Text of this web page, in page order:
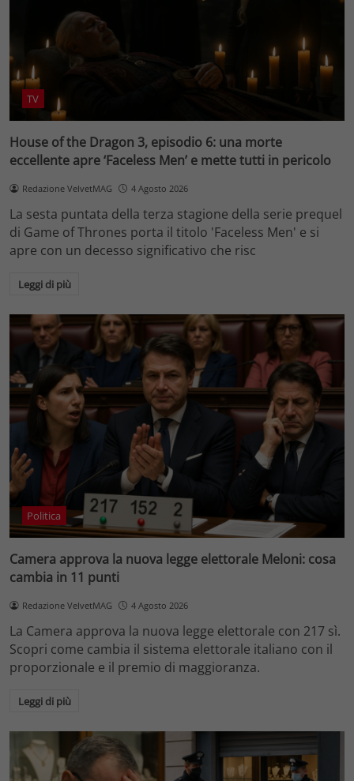
TV
House of the Dragon 3, episodio 6: una morte
eccellente apre ‘Faceless Men’ e mette tutti in pericolo
Redazione VelvetMAG 4 Agosto 2026
La sesta puntata della terza stagione della serie prequel
di Game of Thrones porta il titolo 'Faceless Men' e si
apre con un decesso significativo che risc
Leggi di più
Politica
Camera approva la nuova legge elettorale Meloni: cosa
cambia in 11 punti
Redazione VelvetMAG 4 Agosto 2026
La Camera approva la nuova legge elettorale con 217 sì.
Scopri come cambia il sistema elettorale italiano con il
proporzionale e il premio di maggioranza.
Leggi di più